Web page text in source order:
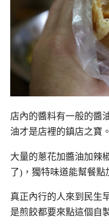
店內的醬料有一般的醬
油才是店裡的鎮店之寶。
大量的蔥花加醬油加辣
了)，獨特味道能幫餐點
真正內行的人來到民生
是煎餃都要來點這個自